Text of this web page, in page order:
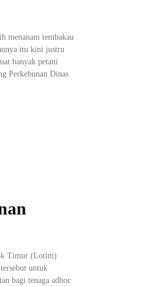
menanam tembakau
itu kini justru
banyak petani
Perkebunan Dinas
Timur (Lotim)
untuk
bagi tenaga adhoc